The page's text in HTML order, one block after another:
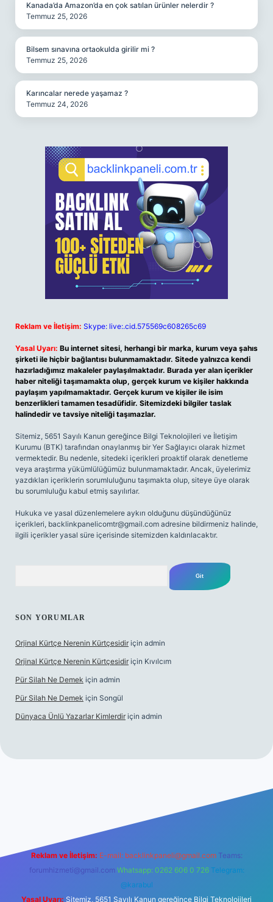
Kanada’da Amazon’da en çok satılan ürünler nelerdir ?
Temmuz 25, 2026
Bilsem sınavına ortaokulda girilir mi ?
Temmuz 25, 2026
Karıncalar nerede yaşamaz ?
Temmuz 24, 2026
Reklam ve İletişim: Skype: live:.cid.575569c608265c69
Yasal Uyarı: Bu internet sitesi, herhangi bir marka, kurum veya şahıs
şirketi ile hiçbir bağlantısı bulunmamaktadır. Sitede yalnızca kendi
hazırladığımız makaleler paylaşılmaktadır. Burada yer alan içerikler
haber niteliği taşımamakta olup, gerçek kurum ve kişiler hakkında
paylaşım yapılmamaktadır. Gerçek kurum ve kişiler ile isim
benzerlikleri tamamen tesadüfidir. Sitemizdeki bilgiler taslak
halindedir ve tavsiye niteliği taşımazlar.
Sitemiz, 5651 Sayılı Kanun gereğince Bilgi Teknolojileri ve İletişim
Kurumu (BTK) tarafından onaylanmış bir Yer Sağlayıcı olarak hizmet
vermektedir. Bu nedenle, sitedeki içerikleri proaktif olarak denetleme
veya araştırma yükümlülüğümüz bulunmamaktadır. Ancak, üyelerimiz
yazdıkları içeriklerin sorumluluğunu taşımakta olup, siteye üye olarak
bu sorumluluğu kabul etmiş sayılırlar.
Hukuka ve yasal düzenlemelere aykırı olduğunu düşündüğünüz
içerikleri, backlinkpanelicomtr@gmail.com adresine bildirmeniz halinde,
ilgili içerikler yasal süre içerisinde sitemizden kaldırılacaktır.
SON YORUMLAR
Orjinal Kürtçe Nerenin Kürtçesidir için admin
Orjinal Kürtçe Nerenin Kürtçesidir için Kıvılcım
Pür Silah Ne Demek için admin
Pür Silah Ne Demek için Songül
Dünyaca Ünlü Yazarlar Kimlerdir için admin
Reklam ve İletişim: E-mail: backlinkpaneli@gmail.com Teams:
forumhizmeti@gmail.com Whatsapp: 0262 606 0 726 Telegram:
@karabul
Yasal Uyarı: Sitemiz, 5651 Sayılı Kanun gereğince Bilgi Teknolojileri